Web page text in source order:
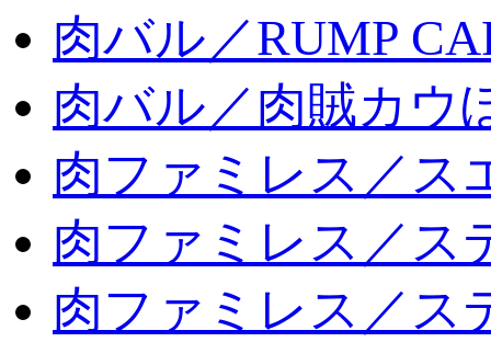
肉バル／RUMP
肉バル／肉賊カウ
肉ファミレス／ス
肉ファミレス／ス
肉ファミレス／ス